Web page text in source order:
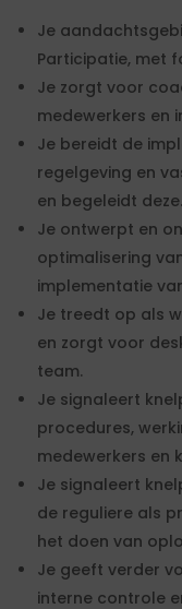
Je
Participatie, met
Je zorgt voor
medewerkers en
Je bereidt de
regelgeving en
en begeleidt deze.
Je ontwerpt en
optimalisering
implementatie
Je treedt op als
en zorgt voor
team.
Je signaleert
procedures,
medewerkers en
Je signaleert
de reguliere als
het doen van
Je geeft verder
interne controle